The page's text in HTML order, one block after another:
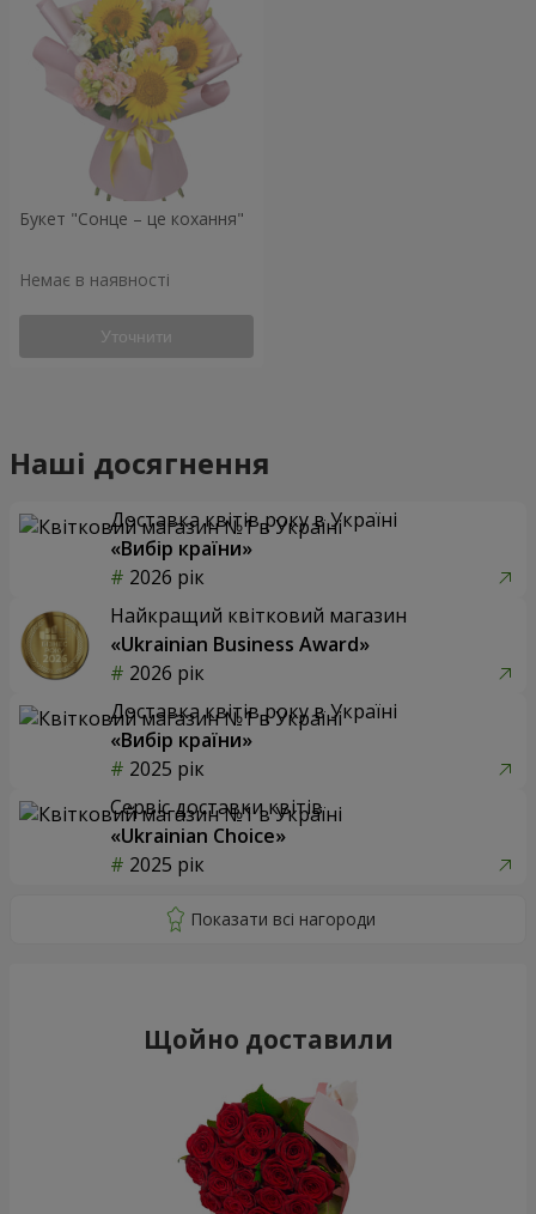
Букет "Сонце – це кохання"
Немає в наявності
Уточнити
Наші досягнення
Доставка квітів року в Україні
«Вибір країни»
2026 рік
Найкращий квітковий магазин
«Ukrainian Business Award»
2026 рік
Доставка квітів року в Україні
«Вибір країни»
2025 рік
Сервіс доставки квітів
«Ukrainian Choice»
2025 рік
Щойно доставили